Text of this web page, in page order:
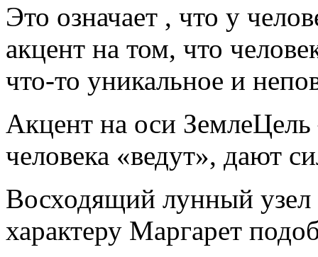
Это означает , что у
акцент на том, что
что-то уникальное и
Акцент на оси ЗемлеЦель
человека «ведут», дают
Восходящий лунный
характеру Маргарет